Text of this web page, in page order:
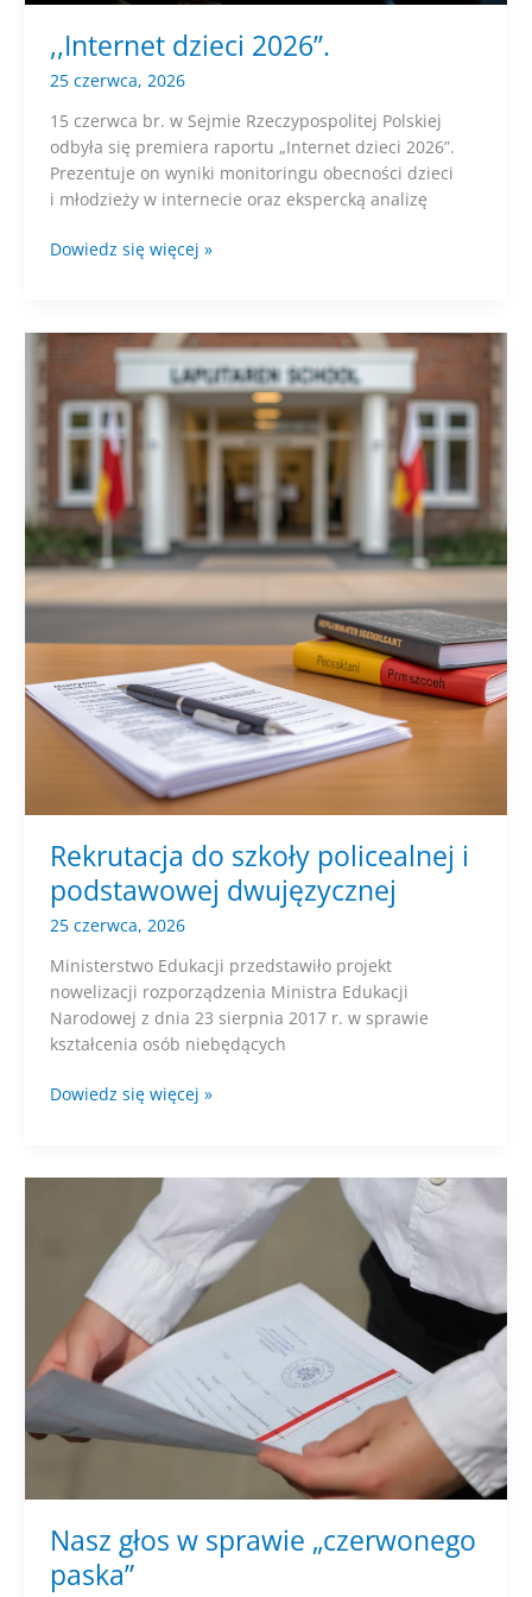
,,Internet dzieci 2026’’.
25 czerwca, 2026
15 czerwca br. w Sejmie Rzeczypospolitej Polskiej
odbyła się premiera raportu „Internet dzieci 2026”.
Prezentuje on wyniki monitoringu obecności dzieci
i młodzieży w internecie oraz ekspercką analizę
,,Internet
Dowiedz się więcej »
Rekrutacja do szkoły policealnej i
podstawowej dwujęzycznej
25 czerwca, 2026
Ministerstwo Edukacji przedstawiło projekt
nowelizacji rozporządzenia Ministra Edukacji
Narodowej z dnia 23 sierpnia 2017 r. w sprawie
kształcenia osób niebędących
Rekrutacja
podstawowej
dwujęzycznej
Dowiedz się więcej »
Nasz głos w sprawie „czerwonego
paska”